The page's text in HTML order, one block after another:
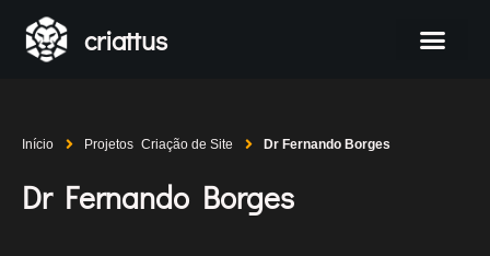
criattus
Início Projetos Criação de Site Dr Fernando Borges
Dr Fernando Borges